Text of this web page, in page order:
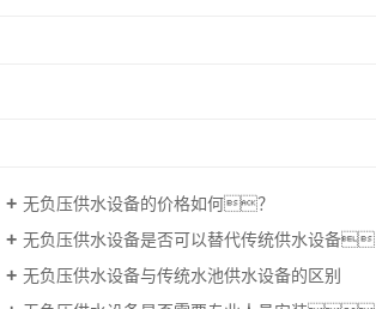
无负压供水设备的价格如何？
无负压供水设备是否可以替代传统供水设备？
无负压供水设备与传统水池供水设备的区别